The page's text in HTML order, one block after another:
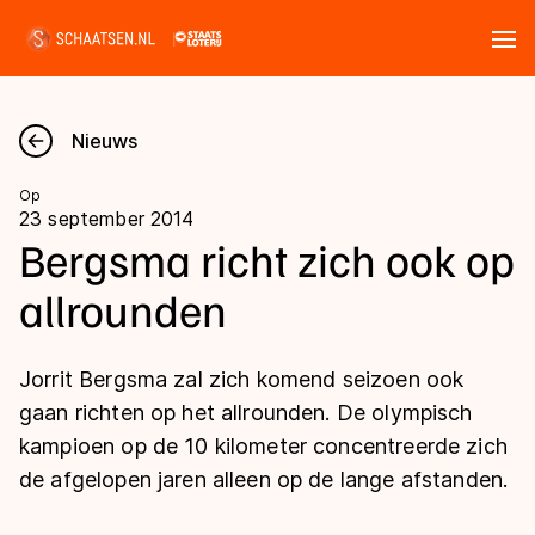
Nieuws
Kalender
Disciplines
Langebaan
Shorttrack
Inlineskaten
Uitslagen
Langebaan
Shorttrack
Tijden & historie
Nieuws
Op
23 september 2014
Bergsma richt zich ook op
allrounden
Jorrit Bergsma zal zich komend seizoen ook
gaan richten op het allrounden. De olympisch
kampioen op de 10 kilometer concentreerde zich
de afgelopen jaren alleen op de lange afstanden.